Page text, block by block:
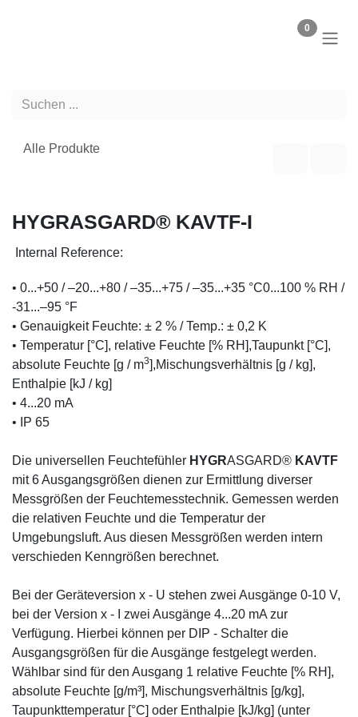
0
Alle Produkte
NEW
HYGRASGARD® KAVTF-I
Internal Reference:
• 0...+50 / –20...+80 / –35...+75 / –35...+35 °C0...100 %
RH / -31...–95 °F
• Genauigkeit Feuchte: ± 2 % / Temp.: ± 0,2 K
• Temperatur [°C], relative Feuchte [% RH],Taupunkt
[°C], absolute Feuchte [g / m3],Mischungsverhältnis [g
/ kg], Enthalpie [kJ / kg]
• 4...20 mA
• IP 65
Die universellen FeuchtefühlerHYGRASGARD®
KAVTFmit 6 Ausgangsgrößen dienen zur Ermittlung
diverser Messgrößen der Feuchtemesstechnik.
Gemessen werden die relativen Feuchte und die
Temperatur der Umgebungsluft. Aus diesen
Messgrößen werden intern verschieden Kenngrößen
Bei der Geräteversion x - U stehen zwei Ausgänge 0-
10 V, bei der Version x - I zwei Ausgänge 4...20 mA
zur Verfügung. Hierbei können per DIP - Schalter die
Ausgangsgrößen für die Ausgänge festgelegt werden.
Wählbar sind für den Ausgang 1 relative Feuchte [%
RH], absolute Feuchte [g/m³], Mischungsverhältnis